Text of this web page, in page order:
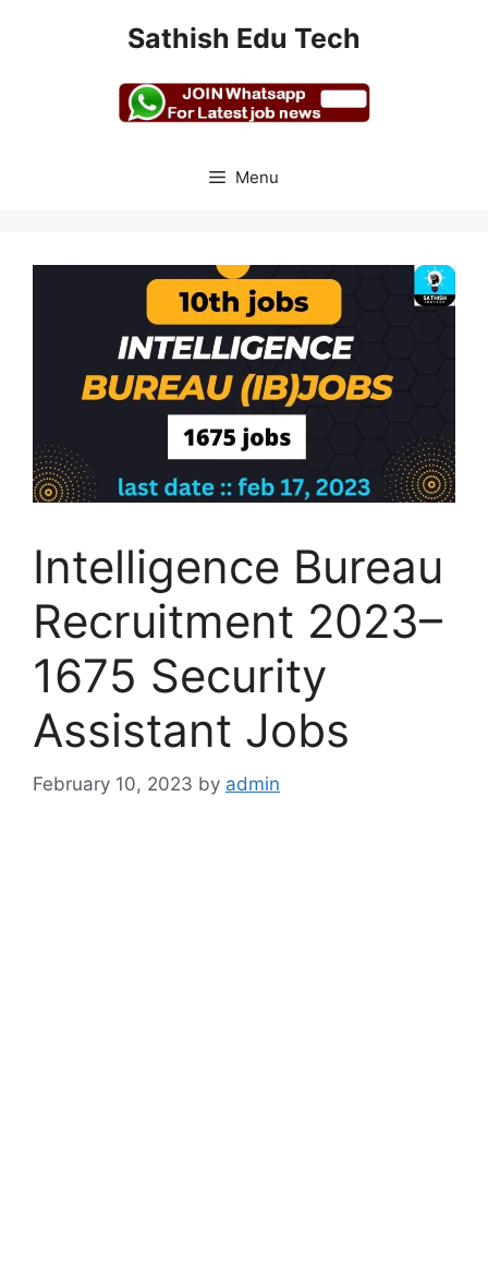
Sathish Edu Tech
Menu
Intelligence Bureau
Recruitment 2023–
1675 Security
Assistant Jobs
February 10, 2023 by admin